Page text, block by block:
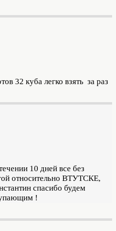
32 куба легко взять за раз
10 дней все без
относительно ВТУТСКЕ,
спасибо будем
!